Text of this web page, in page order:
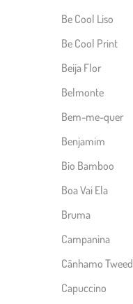
Be Cool Liso
Be Cool Print
Beija Flor
Belmonte
Bem-me-quer
Benjamim
Bio Bamboo
Boa Vai Ela
Bruma
Campanina
Cânhamo Tweed
Capuccino